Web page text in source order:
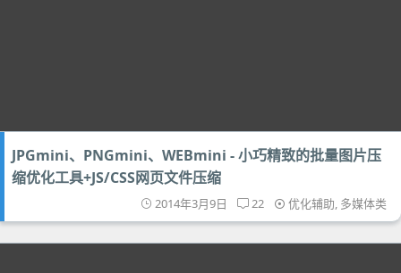
JPGmini、PNGmini、WEBmini - 小巧精致的批量图片压
缩优化工具+JS/CSS网页文件压缩
2014年3月9日 22 优化辅助, 多媒体类